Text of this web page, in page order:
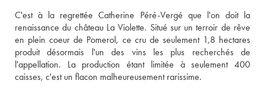
C'est à la regrettée Catherine Péré-Vergé que l'on doit la
renaissance du château La Violette. Situé sur un terroir de rêve
en plein coeur de Pomerol, ce cru de seulement 1,8 hectares
produit désormais l'un des vins les plus recherchés de
l'appellation. La production étant limitée à seulement 400
caisses, c'est un flacon malheureusement rarissime.